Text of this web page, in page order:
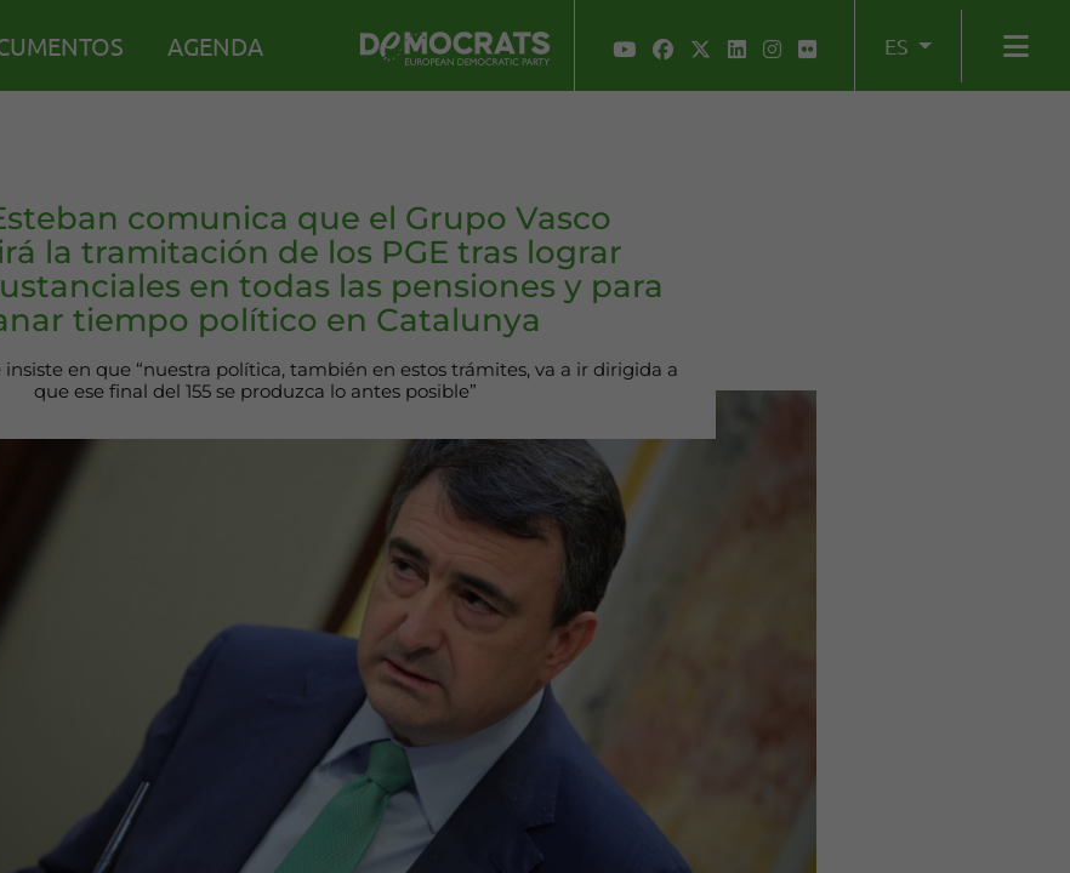
AGENDA ES
comunica que el Grupo Vasco
la tramitación de los PGE tras lograr
en todas las pensiones y para
tiempo político en Catalunya
en que “nuestra política, también en estos trámites, va a ir dirigida a
que ese final del 155 se produzca lo antes posible”